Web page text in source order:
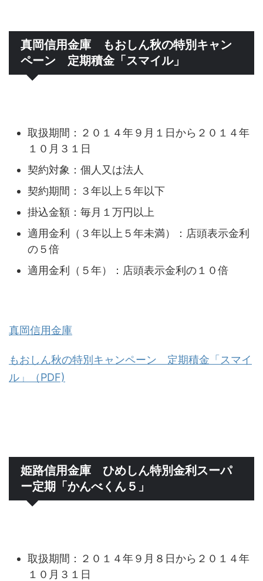
真岡信用金庫 もおしん秋の特別キャン
ペーン 定期積金「スマイル」
取扱期間：２０１４年９月１日から２０１４年
１０月３１日
契約対象：個人又は法人
契約期間：３年以上５年以下
掛込金額：毎月１万円以上
適用金利（３年以上５年未満）：店頭表示金利
の５倍
適用金利（５年）：店頭表示金利の１０倍
真岡信用金庫
もおしん秋の特別キャンペーン 定期積金「スマイ
ル」（PDF)
姫路信用金庫 ひめしん特別金利スーパ
ー定期「かんべくん５」
取扱期間：２０１４年９月８日から２０１４年
１０月３１日